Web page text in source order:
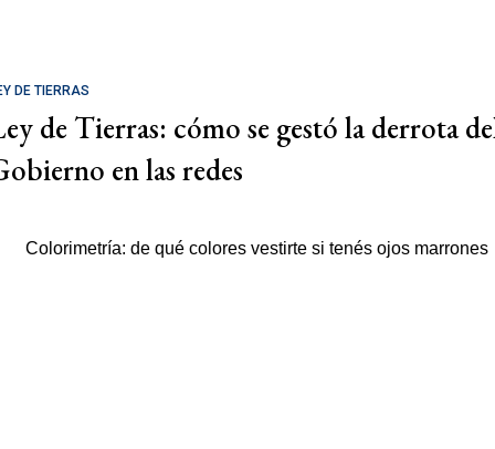
DE TIERRAS
de Tierras: cómo se gestó la derrota
en las redes